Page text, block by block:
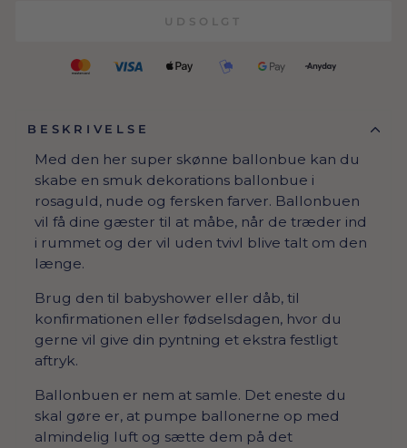
UDSOLGT
BESKRIVELSE
Med den her super skønne ballonbue kan du
skabe en smuk dekorations ballonbue i
rosaguld, nude og fersken farver. Ballonbuen
vil få dine gæster til at måbe, når de træder ind
i rummet og der vil uden tvivl blive talt om den
længe.
Brug den til babyshower eller dåb, til
konfirmationen eller fødselsdagen, hvor du
gerne vil give din pyntning et ekstra festligt
aftryk.
Ballonbuen er nem at samle. Det eneste du
skal gøre er, at pumpe ballonerne op med
almindelig luft og sætte dem på det